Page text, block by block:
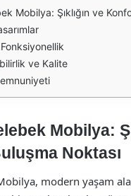
Mobilya: Şıklığın ve Konforun
ve Kalite
Mobilya:
Noktası
modern yaşam